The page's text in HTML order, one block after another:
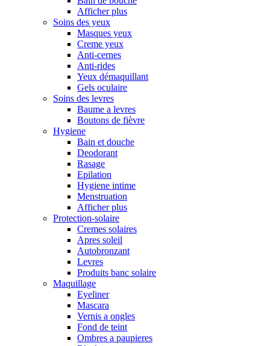
Afficher plus
Soins des yeux
Masques yeux
Creme yeux
Anti-cernes
Anti-rides
Yeux démaquillant
Gels oculaire
Soins des levres
Baume a levres
Boutons de fièvre
Hygiene
Bain et douche
Deodorant
Rasage
Epilation
Hygiene intime
Menstruation
Afficher plus
Protection-solaire
Cremes solaires
Apres soleil
Autobronzant
Levres
Produits banc solaire
Maquillage
Eyeliner
Mascara
Vernis a ongles
Fond de teint
Ombres a paupieres